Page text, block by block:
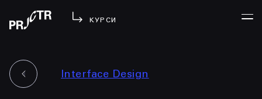
КУРСИ
УВІЙТИ
Interface Design